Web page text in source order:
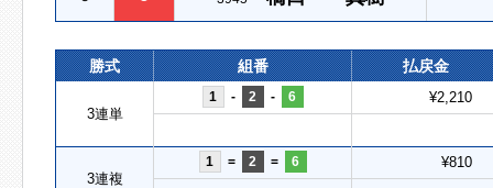
勝式 組番 払戻金
3連単
1 - 2 - 6 ¥2,210
3連複
1 = 2 = 6 ¥810